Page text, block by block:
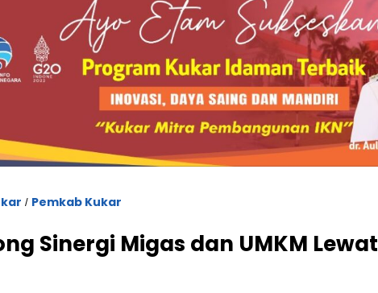
/ Pemkab Kukar
Sinergi Migas dan UMKM Lewat